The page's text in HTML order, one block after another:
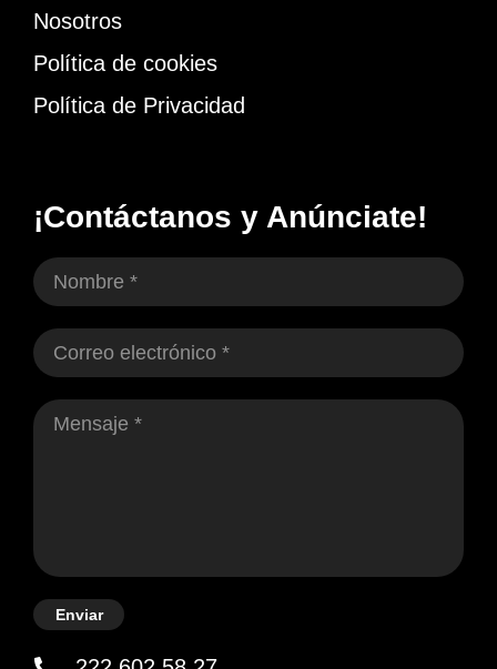
Nosotros
Política de cookies
Política de Privacidad
¡Contáctanos y Anúnciate!
Enviar